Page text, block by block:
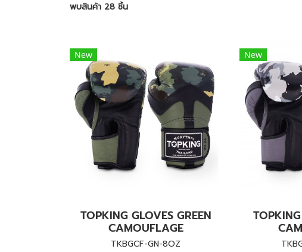
พบสินค้า 28 ชิ้น
New
TOPKING GLOVES GREEN
CAMOUFLAGE
TKBGCF-GN-8OZ
New